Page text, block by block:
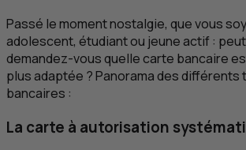
Passé le moment nostalgie, que vous
adolescent, étudiant ou jeune actif :
demandez-vous quelle carte bancaire
plus adaptée ? Panorama des
bancaires :
La carte à autorisation